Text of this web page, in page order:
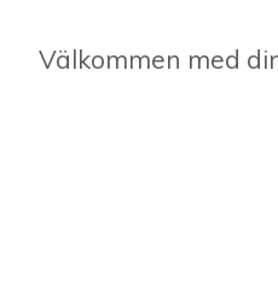
Välkommen med